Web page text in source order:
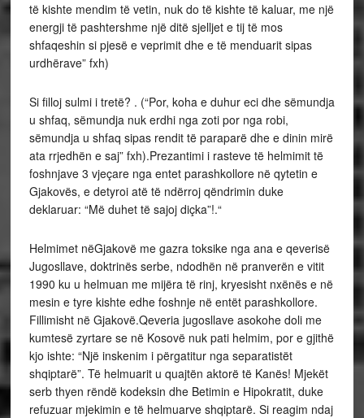
të kishte mendim të vetin, nuk do të kishte të kaluar, me një
energji të pashtershme një ditë sjelljet e tij të mos
shfaqeshin si pjesë e veprimit dhe e të menduarit sipas
urdhërave” fxh)
Si filloj sulmi i tretë? . (“Por, koha e duhur eci dhe sëmundja
u shfaq, sëmundja nuk erdhi nga zoti por nga robi,
sëmundja u shfaq sipas rendit të paraparë dhe e dinin mirë
ata rrjedhën e saj” fxh).Prezantimi i rasteve të helmimit të
foshnjave 3 vjeçare nga entet parashkollore në qytetin e
Gjakovës, e detyroi atë të ndërroj qëndrimin duke
deklaruar: “Më duhet të sajoj diçka”!.“
Helmimet nëGjakovë me gazra toksike nga ana e qeverisë
Jugosllave, doktrinës serbe, ndodhën në pranverën e vitit
1990 ku u helmuan me mijëra të rinj, kryesisht nxënës e në
mesin e tyre kishte edhe foshnje në entët parashkollore.
Fillimisht në Gjakovë.Qeveria jugosllave asokohe doli me
kumtesë zyrtare se në Kosovë nuk pati helmim, por e gjithë
kjo ishte: “Një inskenim i përgatitur nga separatistët
shqiptarë”. Të helmuarit u quajtën aktorë të Kanës! Mjekët
serb thyen rëndë kodeksin dhe Betimin e Hipokratit, duke
refuzuar mjekimin e të helmuarve shqiptarë. Si reagim ndaj